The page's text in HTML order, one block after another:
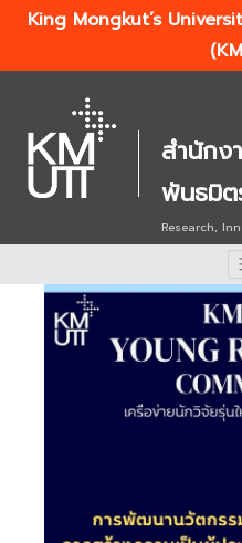
King Mongkut’s
สำนักง
พันธมิต
Research,